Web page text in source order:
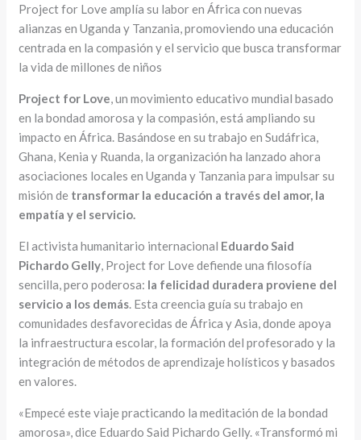
Project for Love amplía su labor en África con nuevas
alianzas en Uganda y Tanzania, promoviendo una educación
centrada en la compasión y el servicio que busca transformar
la vida de millones de niños
Project for Love , un movimiento educativo mundial basado
en la bondad amorosa y la compasión, está ampliando su
impacto en África. Basándose en su trabajo en Sudáfrica,
Ghana, Kenia y Ruanda, la organización ha lanzado ahora
asociaciones locales en Uganda y Tanzania para impulsar su
misión de transformar la educación a través del amor, la
empatía y el servicio.
El activista humanitario internacional Eduardo Said
Pichardo Gelly , Project for Love defiende una filosofía
sencilla, pero poderosa: la felicidad duradera proviene del
servicio a los demás . Esta creencia guía su trabajo en
comunidades desfavorecidas de África y Asia, donde apoya
la infraestructura escolar, la formación del profesorado y la
integración de métodos de aprendizaje holísticos y basados
en valores.
«Empecé este viaje practicando la meditación de la bondad
amorosa», dice Eduardo Said Pichardo Gelly. «Transformó mi